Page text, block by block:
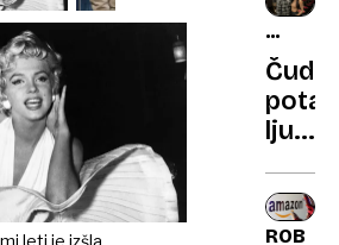
VEČNA
pota